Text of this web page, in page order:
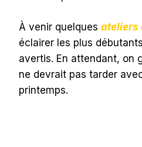
À venir quelques ateliers
éclairer les plus
avertis. En attendant, on
ne devrait pas tarder
printemps.